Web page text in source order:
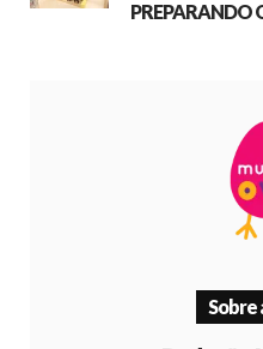
PREPARANDO
Sobre